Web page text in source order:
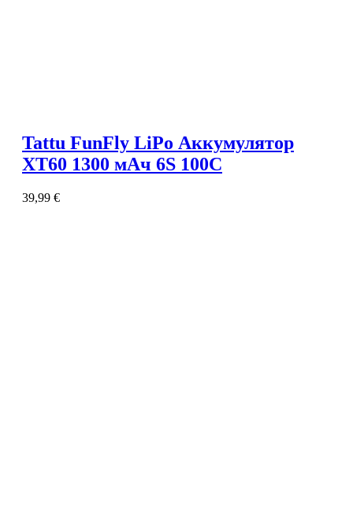
Tattu FunFly LiPo Аккумулятор
XT60 1300 мАч 6S 100C
39,99 €